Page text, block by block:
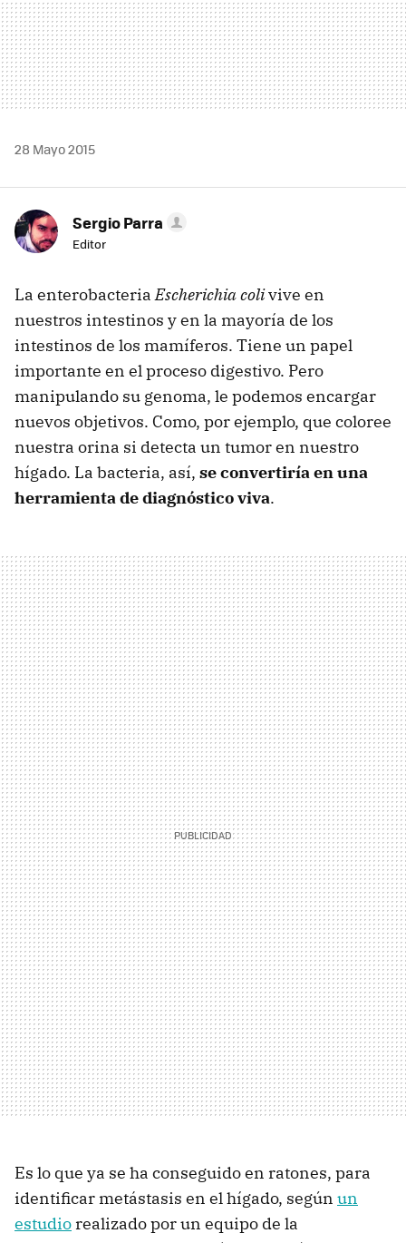
28 Mayo 2015
Sergio Parra
Editor
La enterobacteriaEscherichia colivive en
nuestros intestinos y en la mayoría de los
intestinos de los mamíferos. Tiene un papel
importante en el proceso digestivo. Pero
manipulando su genoma, le podemos encargar
nuevos objetivos. Como, por ejemplo, que coloree
nuestra orina si detecta un tumor en nuestro
hígado. La bacteria, así, se convertiría en una
herramienta de diagnóstico viva.
Es lo que ya se ha conseguido en ratones, para
identificar metástasis en el hígado, según un
estudio realizado por un equipo de la